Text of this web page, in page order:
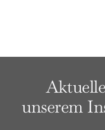
unserem